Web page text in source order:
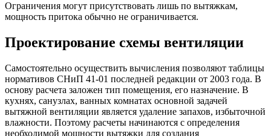
Ограничения могут присутствовать лишь по вытяжкам,
мощность притока обычно не ограничивается.
Проектирование схемы вентиляции
Самостоятельно осуществить вычисления позволяют таблицы
нормативов СНиП 41-01 последней редакции от 2003 года. В
основу расчета заложен тип помещения, его назначение. В
кухнях, санузлах, ванных комнатах основной задачей
вытяжной вентиляции является удаление запахов, избыточной
влажности. Поэтому расчеты начинаются с определения
необходимой мощности вытяжки для создания